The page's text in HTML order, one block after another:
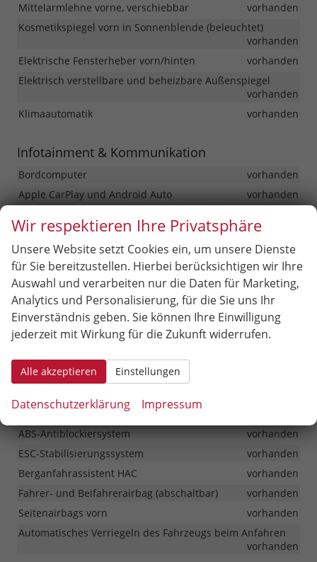
Mittelarmlehne vorne, verschiebbar
vorhanden
Kosmetikspiegel vorn in Sonnenblende (beleuchtet)
vorhanden
Elektrische Fensterheber vorn/hinten
vorhanden
Elektrisch verstellbare und beheizbare Außenspiegel
vorhanden
Klimaautomatik
vorhanden
Infotainment & Kommunikation
Bordcomputer
vorhanden
Apple CarPlay und Android Auto
vorhanden
USB-Anschluss
vorhanden
Navigationssystem
vorhanden
Digitaler Radioempfang (DAB+)
vorhanden
Display, 10,3-Zoll-Touchscreen
vorhanden
Rückfahrkamera
vorhanden
Lichtsensor
Spurfolgeassistent (LFA)
ABS-Antiblockiersystem
vorhanden
ESC-Stabilisierungssystem
vorhanden
Berganfahrassistent HAC
vorhanden
Fahrer- und Beifahrerairbag (abschaltbar)
vorhanden
Seitenairbags vorn
vorhanden
Automatisches Verriegeln des Fahrzeugs beim Anfahren
vorhanden
Wir respektieren Ihre Privatsphäre
Unsere Website setzt Cookies ein, um unsere Dienste
für Sie bereitzustellen. Hierbei berücksichtigen wir Ihre
Auswahl und verarbeiten nur die Daten für Marketing,
Analytics und Personalisierung, für die Sie uns Ihr
Einverständnis geben. Sie können Ihre Einwilligung
jederzeit mit Wirkung für die Zukunft widerrufen.
Alle akzeptieren Einstellungen
Datenschutzerklärung Impressum